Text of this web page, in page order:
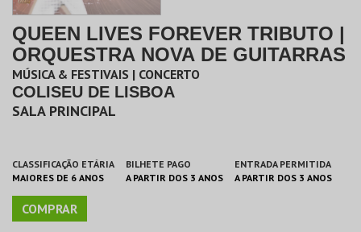
QUEEN LIVES FOREVER TRIBUTO |
ORQUESTRA NOVA DE GUITARRAS
MÚSICA & FESTIVAIS | CONCERTO
COLISEU DE LISBOA
SALA PRINCIPAL
CLASSIFICAÇÃO ETÁRIA
MAIORES DE 6 ANOS
BILHETE PAGO
A PARTIR DOS 3 ANOS
ENTRADA PERMITIDA
A PARTIR DOS 3 ANOS
COMPRAR